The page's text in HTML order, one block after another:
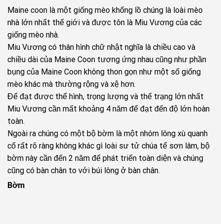
Maine coon là một giống mèo khổng lồ chúng là loài mèo
nhà lớn nhất thế giới và được tôn là Miu Vương của các
giống mèo nhà.
Miu Vương có thân hình chữ nhật nghĩa là chiều cao và
chiều dài của Maine Coon tương ứng nhau cũng như phần
bụng của Maine Coon không thon gọn như một số giống
mèo khác mà thường rộng và xệ hơn.
Để đạt được thể hình, trọng lượng và thể trạng lớn nhất
Miu Vương cần mất khoảng 4 năm để đạt đến độ lớn hoàn
toàn.
Ngoài ra chúng có một bộ bờm là một nhóm lông xù quanh
cổ rất rõ ràng không khác gì loài sư tử chúa tể sơn lâm, bộ
bờm này cần đến 2 năm để phát triển toàn diện và chúng
cũng có bàn chân to với búi lông ở bàn chân.
Bờm